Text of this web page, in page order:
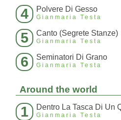
4 Polvere Di Gesso
Gianmaria Testa
5 Canto (Segrete Stanze)
Gianmaria Testa
6 Seminatori Di Grano
Gianmaria Testa
Around the world
1 Dentro La Tasca Di Un
Gianmaria Testa